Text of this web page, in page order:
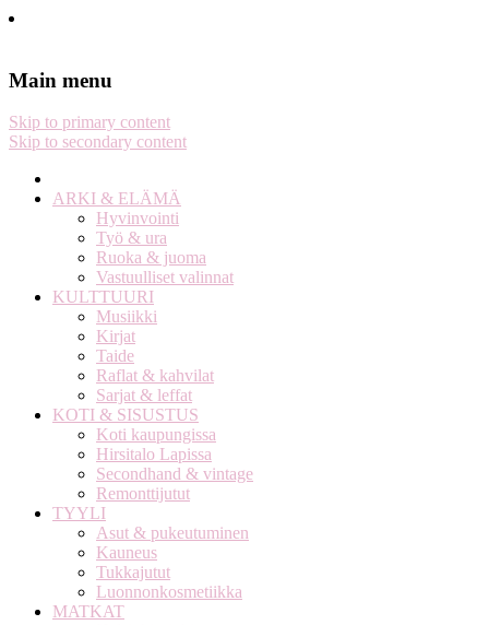
Notes on a life
Main menu
Skip to primary content
Skip to secondary content
ARKI & ELÄMÄ
Hyvinvointi
Työ & ura
Ruoka & juoma
Vastuulliset valinnat
KULTTUURI
Musiikki
Kirjat
Taide
Raflat & kahvilat
Sarjat & leffat
KOTI & SISUSTUS
Koti kaupungissa
Hirsitalo Lapissa
Secondhand & vintage
Remonttijutut
TYYLI
Asut & pukeutuminen
Kauneus
Tukkajutut
Luonnonkosmetiikka
MATKAT